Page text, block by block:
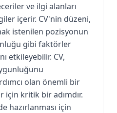
ve ilgi alanları
içerir. CV'nin düzeni,
istenilen pozisyonun
gibi faktörler
etkileyebilir. CV,
olan önemli bir
için kritik bir adımdır.
hazırlanması için